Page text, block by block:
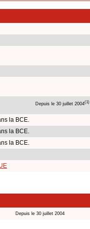
Depuis le 30 juillet 2004(1)
la BCE.
la BCE.
la BCE.
Depuis le 30 juillet 2004